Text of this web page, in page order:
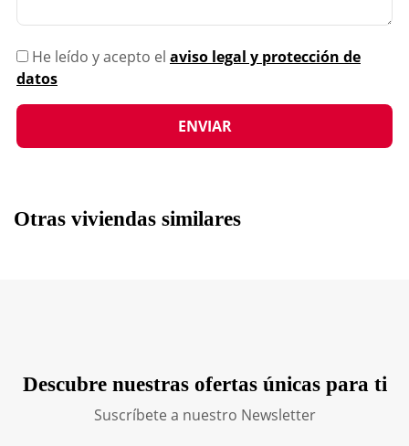
He leído y acepto el aviso legal y protección de
datos
Otras viviendas similares
Descubre nuestras ofertas únicas para ti
Suscríbete a nuestro Newsletter